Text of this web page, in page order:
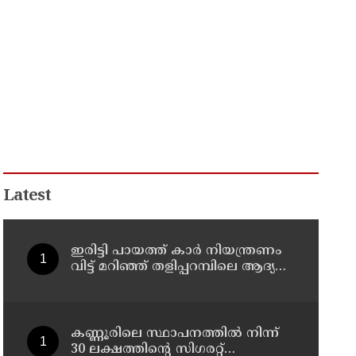
Latest
ഇരിട്ടി പായത്ത് കാർ നിയന്ത്രണം
വിട്ട് മറിഞ്ഞ് തളിപ്പറമ്പിലെ ആദ്യ
കണ്ണൂരിലെ സ്ഥാപനത്തിൽ നിന്ന്
30 ലക്ഷത്തിന്റെ സിഗരറ്റ്